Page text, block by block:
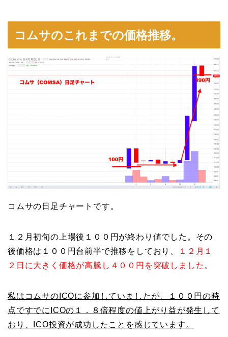
コムサのこれまでの価格推移。
コムサの日足チャートです。
１２月初旬の上場後１００円が終わり値でした。その
後価格は１００円台前半で推移をしており、
１２月１
２日に大きく価格が高騰し４００円を突破しました。
私はコムサのICOに参加していましたが、１００円の時
点ですでにICOの１．８倍程度の値上がり益が発生して
おり、ICO投資が成功したことを感じています。